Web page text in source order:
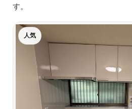
す。
人気